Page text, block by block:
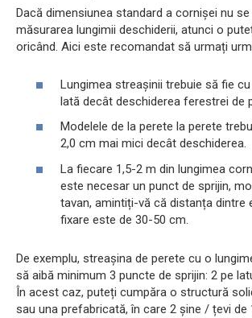
Dacă dimensiunea standard a cornișei nu
măsurarea lungimii deschiderii, atunci o
oricând. Aici este recomandat să urmați
Lungimea streașinii trebuie să fie
lată decât deschiderea ferestrei de
Modelele de la perete la perete
2,0 cm mai mici decât deschiderea.
La fiecare 1,5-2 m din lungimea
este necesar un punct de sprijin,
tavan, amintiți-vă că distanța dintre
fixare este de 30-50 cm.
De exemplu, streașina de perete cu o
să aibă minimum 3 puncte de sprijin: 2 pe
În acest caz, puteți cumpăra o structură
sau una prefabricată, în care 2 șine / țevi de